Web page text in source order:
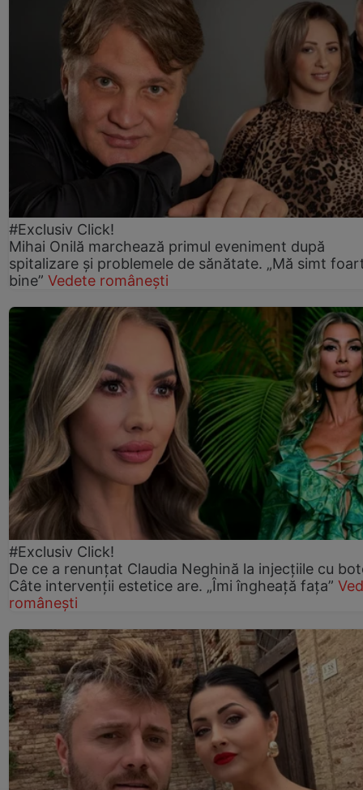
#Exclusiv Click!
Mihai Onilă marchează primul eveniment după
spitalizare și problemele de sănătate. „Mă simt
bine” Vedete românești
#Exclusiv Click!
De ce a renunțat Claudia Neghină la injecțiile cu
Câte intervenții estetice are. „Îmi îngheață fața”
românești